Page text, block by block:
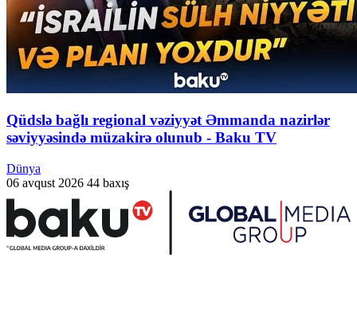
Qüdslə bağlı regional vəziyyət Əmmanda nazirlər
səviyyəsində müzakirə olunub - Baku TV
Dünya
06 avqust 2026 44 baxış